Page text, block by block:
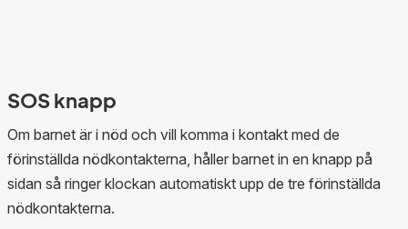
SOS knapp
Om barnet är i nöd och vill komma i kontakt med de
förinställda nödkontakterna, håller barnet in en knapp på
sidan så ringer klockan automatiskt upp de tre förinställda
nödkontakterna.